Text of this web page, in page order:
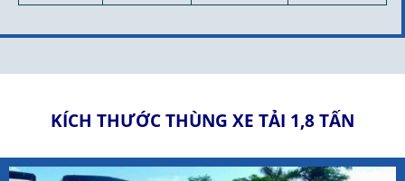
KÍCH THƯỚC THÙNG XE TẢI 1,8 TẤN